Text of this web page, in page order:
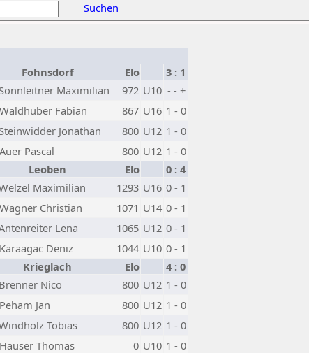
Suchen
Fohnsdorf Elo
3 : 1
Sonnleitner Maximilian 972 U10 - - +
Waldhuber Fabian 867 U16 1 - 0
Steinwidder Jonathan 800 U12 1 - 0
Auer Pascal 800 U12 1 - 0
Leoben Elo
0 : 4
Maximilian 1293 U16 0 - 1
Wagner Christian 1071 U14 0 - 1
Lena 1065 U12 0 - 1
Karaagac Deniz 1044 U10 0 - 1
Krieglach Elo
4 : 0
Brenner Nico 800 U12 1 - 0
Peham Jan 800 U12 1 - 0
Tobias 800 U12 1 - 0
Hauser Thomas 0 U10 1 - 0